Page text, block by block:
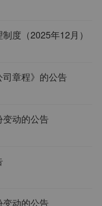
度（2025年12月）
章程》的公告
动的公告
动的公告